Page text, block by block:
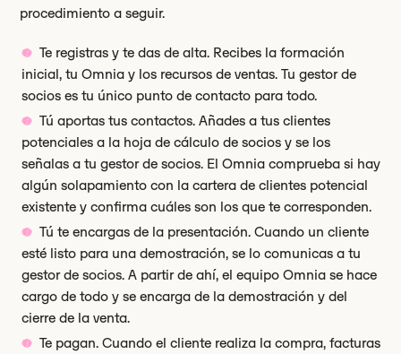
procedimiento a seguir.
Te registras y te das de alta. Recibes la formación
inicial, tu Omnia y los recursos de ventas. Tu gestor de
socios es tu único punto de contacto para todo.
Tú aportas tus contactos. Añades a tus clientes
potenciales a la hoja de cálculo de socios y se los
señalas a tu gestor de socios. El Omnia comprueba si hay
algún solapamiento con la cartera de clientes potencial
existente y confirma cuáles son los que te corresponden.
Tú te encargas de la presentación. Cuando un cliente
esté listo para una demostración, se lo comunicas a tu
gestor de socios. A partir de ahí, el equipo Omnia se hace
cargo de todo y se encarga de la demostración y del
cierre de la venta.
Te pagan. Cuando el cliente realiza la compra, facturas